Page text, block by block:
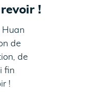
!
de
de
fin
!